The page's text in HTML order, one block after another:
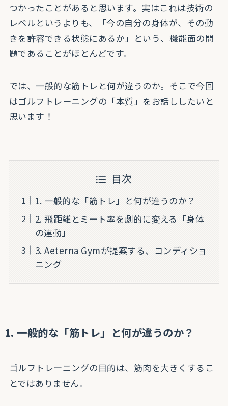
つかったことがあると思います。実はこれは技術の
レベルというよりも、「今の自分の身体が、その動
きを許容できる状態にあるか」という、機能面の問
題であることがほとんどです。
では、一般的な筋トレと何が違うのか。そこで今回
はゴルフトレーニングの「本質」をお話ししたいと
思います！
目次
1. 一般的な「筋トレ」と何が違うのか？
2. 飛距離とミート率を劇的に変える「身体
の連動」
3. Aeterna Gymが提案する、コンディショ
ニング
1. 一般的な「筋トレ」と何が違うのか？
ゴルフトレーニングの目的は、筋肉を大きくするこ
とではありません。